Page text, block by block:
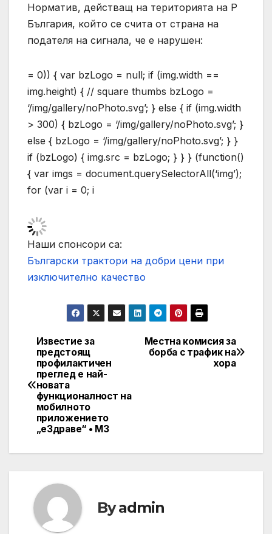
Норматив, действащ на територията на Р
България, който се счита от страна на
подателя на сигнала, че е нарушен:
= 0)) { var bzLogo = null; if (img.width ==
img.height) { // square thumbs bzLogo =
‘/img/gallery/noPhoto.svg’; } else { if (img.width
> 300) { bzLogo = ‘/img/gallery/noPhoto.svg’; }
else { bzLogo = ‘/img/gallery/noPhoto.svg’; } }
if (bzLogo) { img.src = bzLogo; } } } (function()
{ var imgs = document.querySelectorAll(‘img’);
for (var i = 0; i
Наши спонсори са:
Български трактори на добри цени при
изключително качество
Post
navigation
Местна комисия за
борба с трафик на
хора
Известие за
предстоящ
профилактичен
преглед е най-
новата
функционалност на
мобилното
приложението
„еЗдраве“ • МЗ
Byadmin